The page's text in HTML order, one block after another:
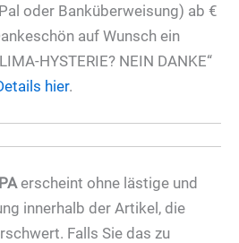
oder Banküberweisung) ab €
auf Wunsch ein
HYSTERIE? NEIN DANKE“
hier.
erscheint ohne lästige und
innerhalb der Artikel, die
Falls Sie das zu